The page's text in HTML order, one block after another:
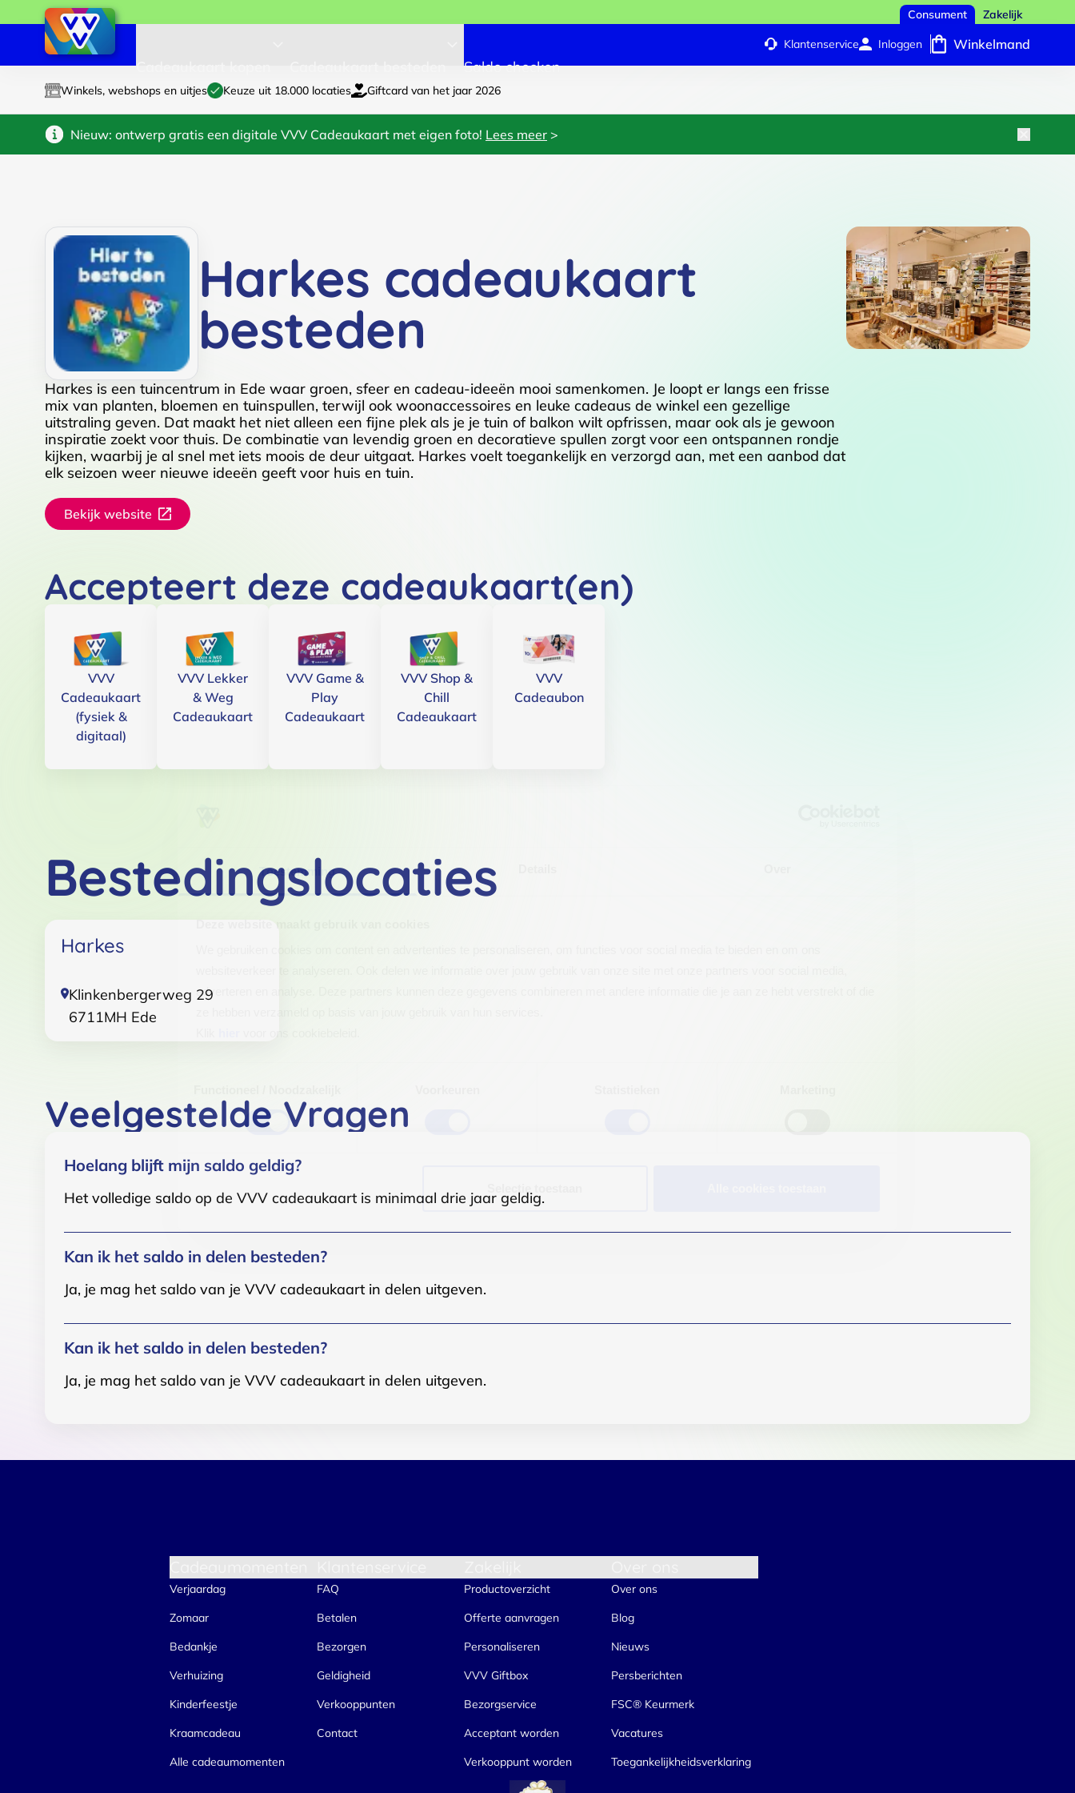
Toestemming
Deze website maakt gebruik van cookies
adverteren en analyse. Deze partners kunnen deze gegevens combineren met andere informatie die je aan ze hebt verstrekt of die
voor ons cookiebeleid.
Consument Zakelijk
Saldo checken
Klantenservice Inloggen Winkelmand
Winkels, webshops en uitjes Keuze uit 18.000 locaties Giftcard van het jaar 2026
Nieuw: ontwerp gratis een digitale VVV Cadeaukaart met eigen foto! Lees meer >
Harkes cadeaukaart
besteden
Harkes is een tuincentrum in Ede waar groen, sfeer en cadeau-ideeën mooi samenkomen. Je loopt er langs een frisse
mix van planten, bloemen en tuinspullen, terwijl ook woonaccessoires en leuke cadeaus de winkel een gezellige
uitstraling geven. Dat maakt het niet alleen een fijne plek als je je tuin of balkon wilt opfrissen, maar ook als je gewoon
inspiratie zoekt voor thuis. De combinatie van levendig groen en decoratieve spullen zorgt voor een ontspannen rondje
kijken, waarbij je al snel met iets moois de deur uitgaat. Harkes voelt toegankelijk en verzorgd aan, met een aanbod dat
elk seizoen weer nieuwe ideeën geeft voor huis en tuin.
Bekijk website
Accepteert deze cadeaukaart(en)
VVV
Cadeaukaart
(fysiek &
digitaal)
VVV Lekker
& Weg
Cadeaukaart
VVV Game &
Play
Cadeaukaart
VVV Shop &
Chill
Cadeaukaart
VVV
Cadeaubon
Bestedingslocaties
Harkes
Klinkenbergerweg 29
6711MH Ede
Veelgestelde Vragen
Hoelang blijft mijn saldo geldig?
Het volledige saldo op de VVV cadeaukaart is minimaal drie jaar geldig.
Kan ik het saldo in delen besteden?
Ja, je mag het saldo van je VVV cadeaukaart in delen uitgeven.
Kan ik het saldo in delen besteden?
Ja, je mag het saldo van je VVV cadeaukaart in delen uitgeven.
Verjaardag
Zomaar
Bedankje
Verhuizing
Kinderfeestje
Kraamcadeau
Alle cadeaumomenten
FAQ
Betalen
Bezorgen
Geldigheid
Verkooppunten
Contact
Productoverzicht
Offerte aanvragen
Personaliseren
VVV Giftbox
Bezorgservice
Acceptant worden
Verkooppunt worden
Over ons
Blog
Nieuws
Persberichten
FSC® Keurmerk
Vacatures
Toegankelijkheidsverklaring